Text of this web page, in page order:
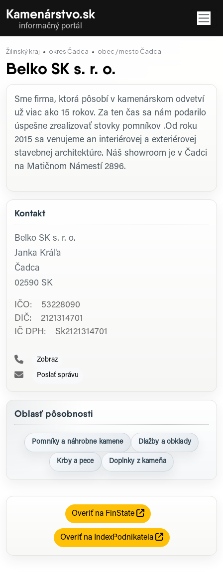
Kamenárstvo.sk
informačný portál
Žilinský kraj okres Čadca obec / mesto Čadca
Belko SK s. r. o.
Kontakt
Belko SK s. r. o.
Janka Kráľa
Čadca
02590 SK
IČO: 53228090
DIČ: 2121314701
IČ DPH: Sk2121314701
Zobraz
Poslať správu
Oblasť pôsobnosti
Pomníky a náhrobne kamene Dlažby a obklady
Krby a pece Doplnky z kameňa
Overiť na FinState
Overiť na IndexPodnikatela
Profil firmy
Sme firma, ktorá pôsobí v kamenárskom odvetví
už viac ako 15 rokov. Za ten čas sa nám podarilo
úspešne zrealizovať stovky pomníkov .Od roku
2015 sa venujeme an interiérovej a exteriérovej
stavebnej architektúre. Náš showroom je v Čadci
na Matičnom Námestí 2896.